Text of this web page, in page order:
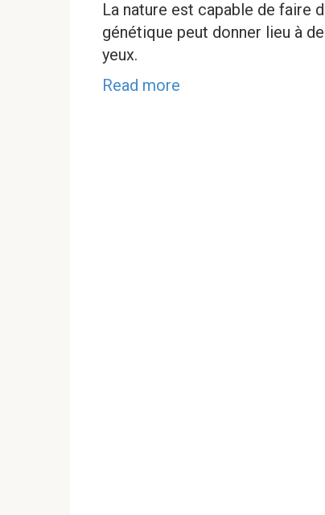
La nature est capable de faire
génétique peut donner lieu à
yeux.
Read more